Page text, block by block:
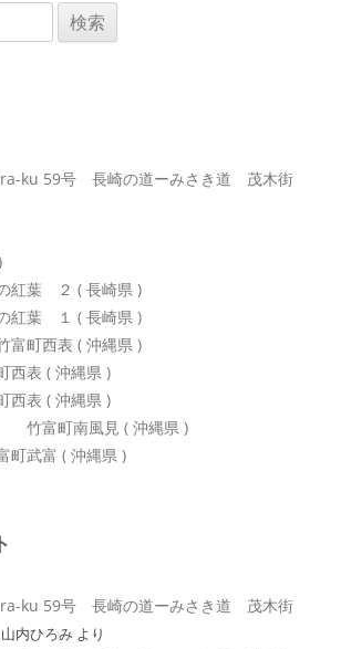
ra-ku 59号 長崎の道ーみさき道 茂木街
紅葉 ２ ( 長崎県 )
紅葉 １ ( 長崎県 )
町西表 ( 沖縄県 )
表 ( 沖縄県 )
表 ( 沖縄県 )
竹富町南風見 ( 沖縄県 )
富 ( 沖縄県 )
ra-ku 59号 長崎の道ーみさき道 茂木街
山内ひろみ より